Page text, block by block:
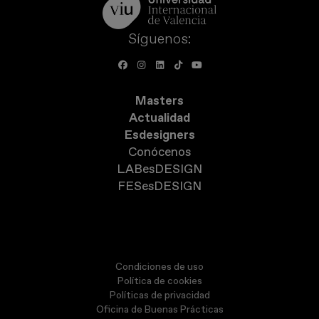
Síguenos:
Masters
Actualidad
Esdesigners
Conócenos
LABesDESIGN
FESesDESIGN
Condiciones de uso
Política de cookies
Políticas de privacidad
Oficina de Buenas Prácticas